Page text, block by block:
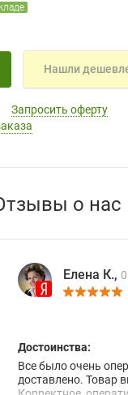
Нашли
Запросить оферту
о нас
Елена К.,
Достоинства:
Все было очень
доставлено. Товар